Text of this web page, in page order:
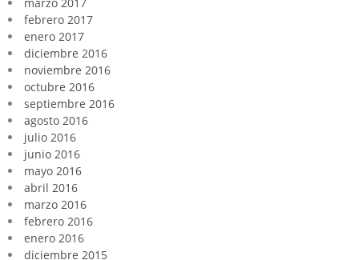
febrero 2017
enero 2017
diciembre 2016
noviembre 2016
octubre 2016
septiembre 2016
agosto 2016
julio 2016
junio 2016
mayo 2016
abril 2016
marzo 2016
febrero 2016
enero 2016
diciembre 2015